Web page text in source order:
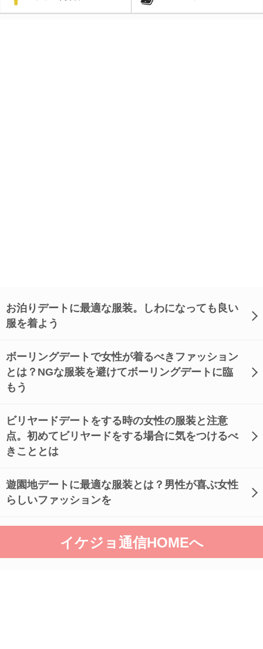
お泊りデートに最適な服装。しわになっても良い
服を着よう
ボーリングデートで女性が着るべきファッション
とは？NGな服装を避けてボーリングデートに臨
もう
ビリヤードデートをする時の女性の服装と注意
点。初めてビリヤードをする場合に気をつけるべ
きこととは
遊園地デートに最適な服装とは？男性が喜ぶ女性
らしいファッションを
イケジョ通信HOMEへ